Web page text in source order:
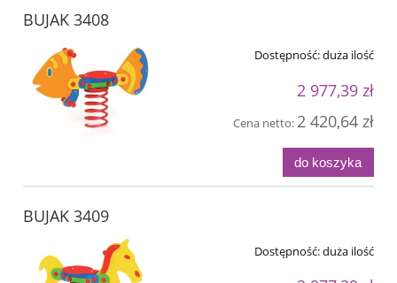
BUJAK 3408
Dostępność:duża ilość
2 977,39 zł
Cena netto: 2 420,64 zł
do koszyka
BUJAK 3409
Dostępność:duża ilość